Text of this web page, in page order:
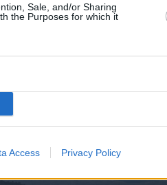
Sale, and/or Sharing
the Purposes for which it
Access Privacy Policy
φωτογραφικό υλικό
λόγω
οι διαδικασίες